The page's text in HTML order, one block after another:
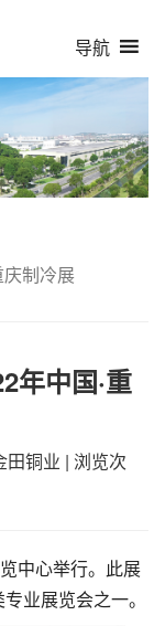
导航
制冷展
年中国·重
田铜业 | 浏览次
中心举行。此展
业展览会之一。